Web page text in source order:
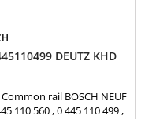
DEUTZ KHD
rail BOSCH NEUF
110 560 , 0 445 110 499 ,